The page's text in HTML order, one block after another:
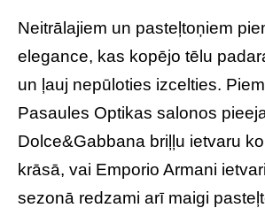
Neitrālajiem un pasteļtoņiem
elegance, kas kopējo tēlu
un ļauj nepūloties izcelties.
Pasaules Optikas salonos
Dolce&Gabbana briļļu ietvaru
krāsā, vai Emporio Armani
sezonā redzami arī maigi